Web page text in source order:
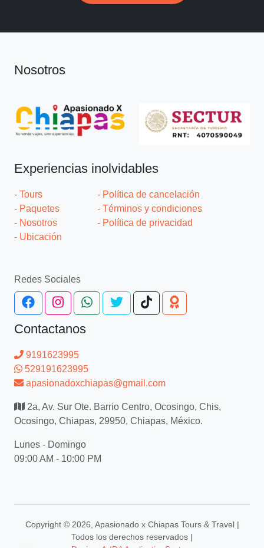
Nosotros
Experiencias inolvidables
- Tours
- Paquetes
- Nosotros
- Ubicación
- Política de cancelación
- Términos y condiciones
- Política de privacidad
Redes Sociales
Contactanos
9191623995
529191623995
apasionadoxchiapas@gmail.com
2a, Av. Sur Ote. Barrio Centro, Ocosingo, Chis,
Ocosingo, Chiapas, 29950, Chiapas, México.
Lunes - Domingo
09:00 AM - 10:00 PM
Copyright © 2026, Apasionado x Chiapas Tours & Travel |
Todos los derechos reservados |